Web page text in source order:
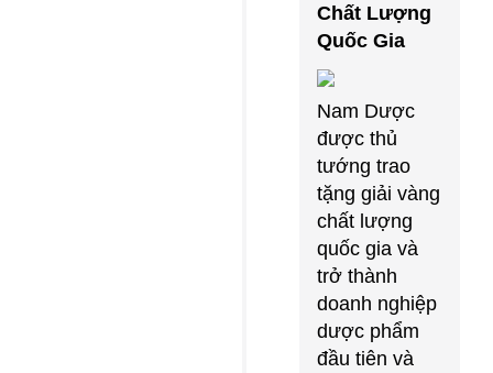
Chất Lượng
Quốc Gia
Nam Dược
được thủ
tướng trao
tặng giải vàng
chất lượng
quốc gia và
trở thành
doanh nghiệp
dược phẩm
đầu tiên và